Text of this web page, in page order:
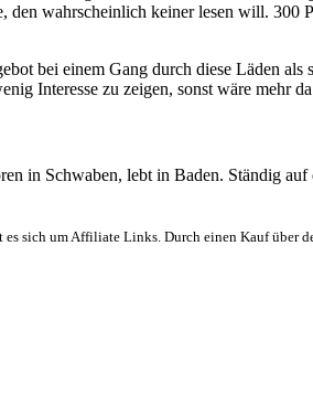
wahrscheinlich keiner lesen will. 300
bei einem Gang durch diese Läden
Interesse zu zeigen, sonst wäre mehr
in Schwaben, lebt in Baden. Ständig
sich um Affiliate Links. Durch einen Kauf